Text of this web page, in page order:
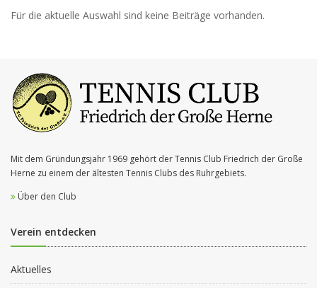
Für die aktuelle Auswahl sind keine Beiträge vorhanden.
Mit dem Gründungsjahr 1969 gehört der Tennis Club Friedrich der Große
Herne zu einem der ältesten Tennis Clubs des Ruhrgebiets.
Über den Club
Verein entdecken
Aktuelles